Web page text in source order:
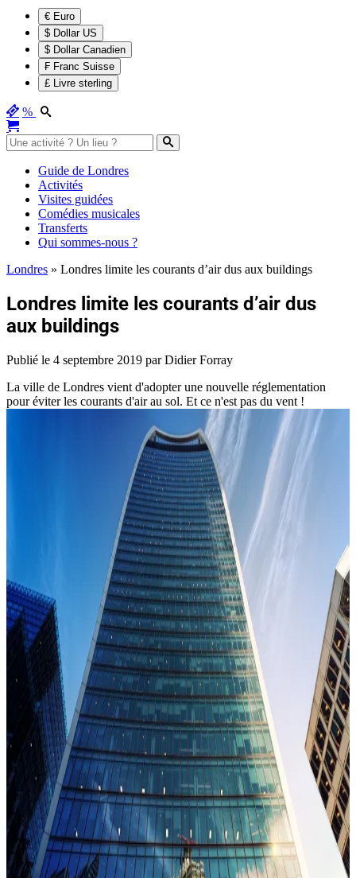
€ Euro
$ Dollar US
$ Dollar Canadien
₣ Franc Suisse
£ Livre sterling
%
Guide de Londres
Activités
Visites guidées
Comédies musicales
Transferts
Qui sommes-nous ?
Londres » Londres limite les courants d’air dus aux buildings
Londres limite les courants d’air dus
aux buildings
Publié le 4 septembre 2019 par Didier Forray
La ville de Londres vient d'adopter une nouvelle réglementation
pour éviter les courants d'air au sol. Et ce n'est pas du vent !